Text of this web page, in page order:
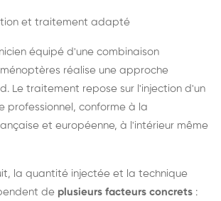
et traitement adapté
équipé d'une combinaison
réalise une approche
Le traitement repose sur l'injection d'un
professionnel, conforme à la
et européenne, à l'intérieur même
la quantité injectée et la technique
de plusieurs facteurs concrets :